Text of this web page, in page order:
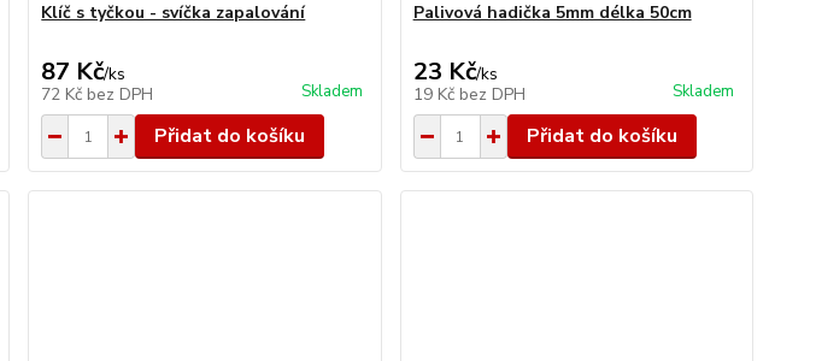
Klíč s tyčkou - svíčka zapalování
87 Kč/ks
72 Kč bez DPH Skladem
Přidat do košíku
Palivová hadička 5mm délka 50cm
23 Kč/ks
19 Kč bez DPH Skladem
Přidat do košíku